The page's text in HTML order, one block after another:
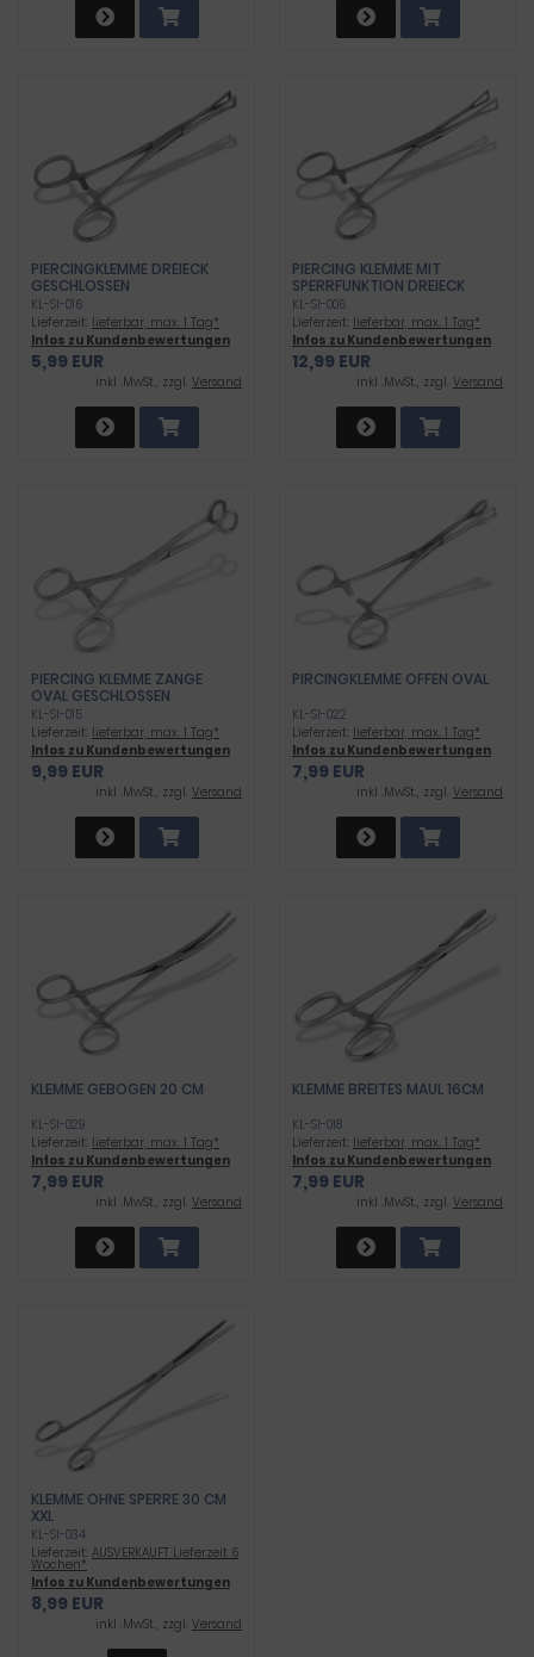
PIERCINGKLEMME DREIECK
GESCHLOSSEN
KL-SI-016
Lieferzeit: lieferbar, max. 1 Tag*
Infos zu Kundenbewertungen
5,99 EUR
inkl .MwSt., zzgl. Versand
PIERCING KLEMME MIT
SPERRFUNKTION DREIECK
OFFEN
KL-SI-006
Lieferzeit: lieferbar, max. 1 Tag*
Infos zu Kundenbewertungen
12,99 EUR
inkl .MwSt., zzgl. Versand
PIERCING KLEMME ZANGE
OVAL GESCHLOSSEN
KL-SI-015
Lieferzeit: lieferbar, max. 1 Tag*
Infos zu Kundenbewertungen
9,99 EUR
inkl .MwSt., zzgl. Versand
PIRCINGKLEMME OFFEN OVAL
KL-SI-022
Lieferzeit: lieferbar, max. 1 Tag*
Infos zu Kundenbewertungen
7,99 EUR
inkl .MwSt., zzgl. Versand
KLEMME GEBOGEN 20 CM
KL-SI-029
Lieferzeit: lieferbar, max. 1 Tag*
Infos zu Kundenbewertungen
7,99 EUR
inkl .MwSt., zzgl. Versand
KLEMME BREITES MAUL 16CM
KL-SI-018
Lieferzeit: lieferbar, max. 1 Tag*
Infos zu Kundenbewertungen
7,99 EUR
inkl .MwSt., zzgl. Versand
KLEMME OHNE SPERRE 30 CM
XXL
KL-SI-034
Lieferzeit: AUSVERKAUFT Lieferzeit 6
Wochen*
Infos zu Kundenbewertungen
8,99 EUR
inkl .MwSt., zzgl. Versand